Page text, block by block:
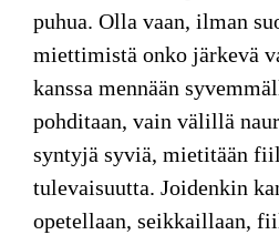
puhua. Olla vaan, ilman
miettimistä onko järkevä
kanssa mennään
pohditaan, vain välillä
syntyjä syviä, mietitään
tulevaisuutta. Joidenkin
opetellaan, seikkaillaan,